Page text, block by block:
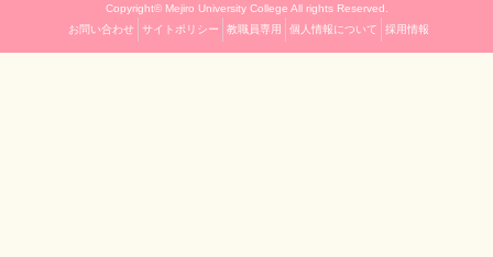
Copyright© Mejiro University College All rights Reserved.
お問い合わせ
サイトポリシー 教職員専用 個人情報について 採用情報